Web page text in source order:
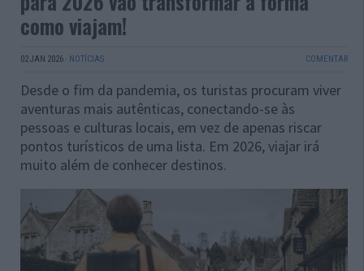
como viajam!
02 JAN 2026 · NOTÍCIAS COMENTAR
Desde o fim da pandemia, os turistas procuram viver
aventuras mais autênticas, conectando-se às
pessoas e culturas locais, em vez de apenas riscar
pontos turísticos de uma lista. Em 2026, viajar irá
muito além de conhecer destinos.